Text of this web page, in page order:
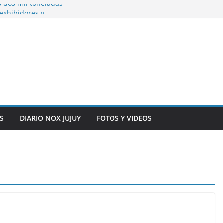
dos mil toneladas
originarias
general del
DIARIO NOX JUJUY FOTOS Y VIDEOS